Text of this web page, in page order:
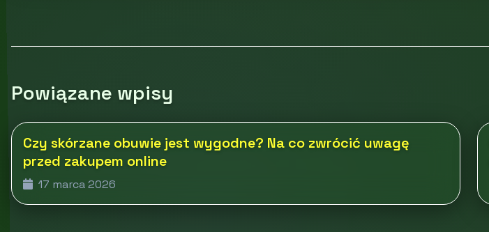
Powiązane wpisy
Czy skórzane obuwie jest wygodne? Na co zwrócić uwagę
przed zakupem online
17 marca 2026